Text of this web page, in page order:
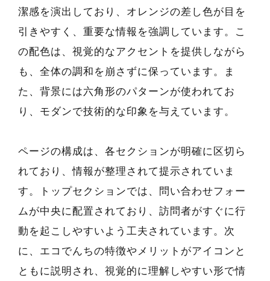
潔感を演出しており、オレンジの差し色が目を
引きやすく、重要な情報を強調しています。こ
の配色は、視覚的なアクセントを提供しながら
も、全体の調和を崩さずに保っています。ま
た、背景には六角形のパターンが使われてお
り、モダンで技術的な印象を与えています。
ページの構成は、各セクションが明確に区切ら
れており、情報が整理されて提示されていま
す。トップセクションでは、問い合わせフォー
ムが中央に配置されており、訪問者がすぐに行
動を起こしやすいよう工夫されています。次
に、エコでんちの特徴やメリットがアイコンと
ともに説明され、視覚的に理解しやすい形で情